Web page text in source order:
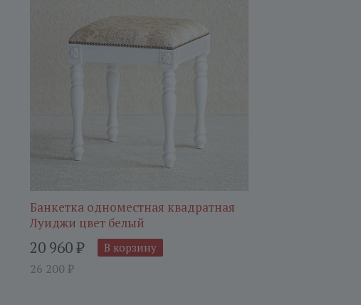
Банкетка одноместная квадратная
Луиджи цвет белый
20 960₽
26 200 ₽
В корзину